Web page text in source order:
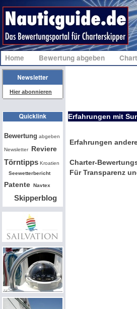
Home Bewertung abgeben
Erfahrungen mit
Hier abonnieren
Bw
Bewertung abgeben
Newsletter Reviere
Törntipps Kroatien
Seewetterbericht
Patente Navtex
Skipperblog
Erfahrungen
Charter-
Für Transparenz